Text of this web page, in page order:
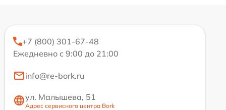
+7 (800) 301-67-48
Ежедневно с 9:00 до 21:00
info@re-bork.ru
ул. Малышева, 51
Адрес сервисного центра Bork